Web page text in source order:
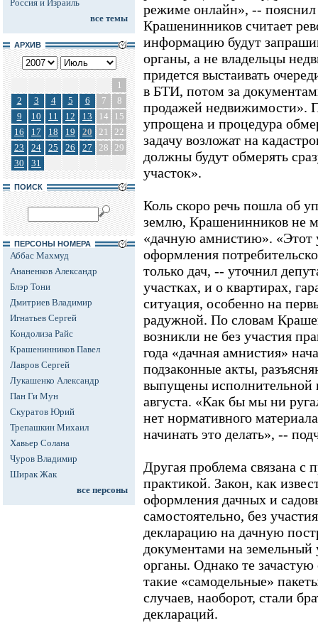
Россия и Израиль
все темы
АРХИВ
1
2
3 4 5 6 7
8
9
10 11 12 13 14
15
16
17 18 19 20 21
22
23
24 25 26 27 28 29
30
31
ПОИСК
ПЕРСОНЫ НОМЕРА
Аббас Махмуд
Ананенков Александр
Блэр Тони
Дмитриев Владимир
Игнатьев Сергей
Кондолиза Райс
Крашенинников Павел
Лавров Сергей
Лукашенко Александр
Пан Ги Мун
Скуратов Юрий
Трепашкин Михаил
Хавьер Солана
Чуров Владимир
Ширак Жак
все персоны
режиме онлайн», -- пояснил
Крашенинников считает
информацию будут
органы, а не владельцы
придется выстаивать
в БТИ, потом за
продажей недвижимости».
упрощена и процедура
задачу возложат на
должны будут обмерять
участок».
Коль скоро речь пошла об
землю, Крашенинников не
«дачную амнистию».
оформления
только дач, -- уточнил
участках, и о квартирах,
ситуация, особенно на
радужной. По словам
возникли не без участия
года «дачная амнистия»
подзаконные акты,
выпущены исполнительной
августа. «Как бы мы ни
нет нормативного
начинать это делать», --
Другая проблема связана с
практикой. Закон, как
оформления дачных и
самостоятельно, без
декларацию на дачную
документами на земельный
органы. Однако те
такие «самодельные»
случаев, наоборот, стали
деклараций.